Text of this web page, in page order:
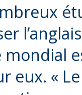
mondial
eux. «